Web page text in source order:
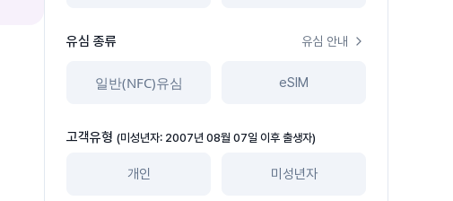
유심 종류 유심 안내
일반(NFC)유심 eSIM
고객유형 (미성년자: 2007년 08월 07일 이후 출생자)
개인 미성년자